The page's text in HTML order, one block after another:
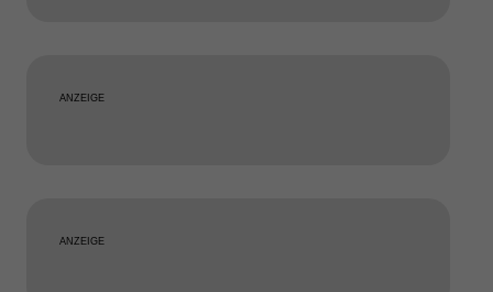
ANZEIGE
ANZEIGE